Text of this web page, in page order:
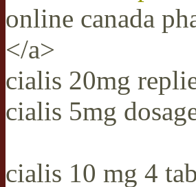
online canada
</a>
cialis 20mg
cialis 5mg
cialis 10 mg 4